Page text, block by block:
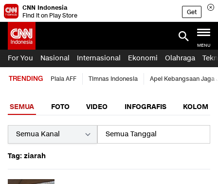
CNN Indonesia
Find it on Play Store
Get
MENU
For You Nasional Internasional Ekonomi Olahraga
TRENDING Piala AFF Timnas Indonesia Apel Kebangsaan Jaga
SEMUA FOTO VIDEO INFOGRAFIS KOLOM
Tag: ziarah